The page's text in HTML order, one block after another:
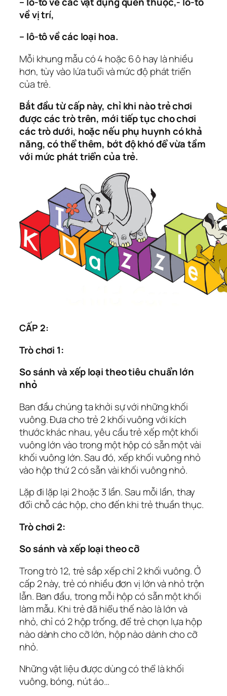
về vị trí,
– lô-tô về các loại hoa.
Mỗi khung mẫu có 4 hoặc 6 ô hay là nhiều
hơn, tùy vào lứa tuổi và mức độ phát triển
của trẻ.
Bắt đầu từ cấp này, chỉ khi nào trẻ chơi
được các trò trên, mới tiếp tục cho chơi
các trò dưới, hoặc nếu phụ huynh có khả
năng, có thể thêm, bớt độ khó để vừa tầm
với mức phát triển của trẻ.
CẤP 2:
Trò chơi 1:
So sánh và xếp loại theo tiêu chuẩn lớn
nhỏ
Ban đầu chúng ta khởi sự với những khối
vuông. Đưa cho trẻ 2 khối vuông với kích
thước khác nhau, yêu cầu trẻ xếp một khối
vuông lớn vào trong một hộp có sẵn một vài
khối vuông lớn. Sau đó, xếp khối vuông nhỏ
vào hộp thứ 2 có sẵn vài khối vuông nhỏ.
Lặp đi lặp lại 2 hoặc 3 lần. Sau mỗi lần, thay
đổi chỗ các hộp, cho đến khi trẻ thuần thục.
Trò chơi 2:
So sánh và xếp loại theo cỡ
Trong trò 12, trẻ sắp xếp chỉ 2 khối vuông. Ở
cấp 2 này, trẻ có nhiều đơn vị lớn và nhỏ trộn
lẫn. Ban đầu, trong mỗi hộp có sẵn một khối
làm mẫu. Khi trẻ đã hiểu thế nào là lớn và
nhỏ, chỉ có 2 hộp trống, để trẻ chọn lựa hộp
nào dành cho cỡ lớn, hộp nào dành cho cỡ
nhỏ.
Những vật liệu được dùng có thể là khối
vuông, bóng, nút áo…